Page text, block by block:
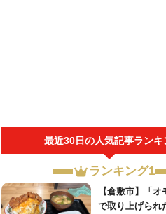
最近30日の人気記事ランキ
ランキング1
【倉敷市】「オ
で取り上げられ